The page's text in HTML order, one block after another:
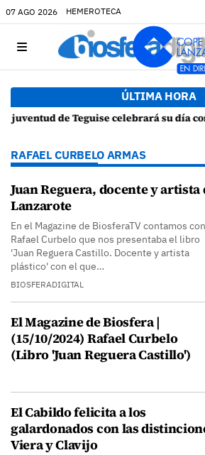
07 AGO 2026 HEMEROTECA
ÚLTIMA HORA
con actividades en La Caleta de Famara
10:11 h.La
RAFAEL CURBELO ARMAS
Juan Reguera, docente y artista
Lanzarote
En el Magazine de BiosferaTV contamos con
Rafael Curbelo que nos presentaba el libro
'Juan Reguera Castillo. Docente y artista
plástico' con el que…
BIOSFERADIGITAL
El Magazine de Biosfera |
(15/10/2024) Rafael Curbelo
(Libro 'Juan Reguera Castillo')
El Cabildo felicita a los
galardonados con las
Viera y Clavijo